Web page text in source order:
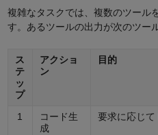
複雑なタスクでは、複数のツール
す。あるツールの出力が次のツー
ス
テ
ッ
プ
アクショ
ン
目的
1
コード生
成
要求に応じ